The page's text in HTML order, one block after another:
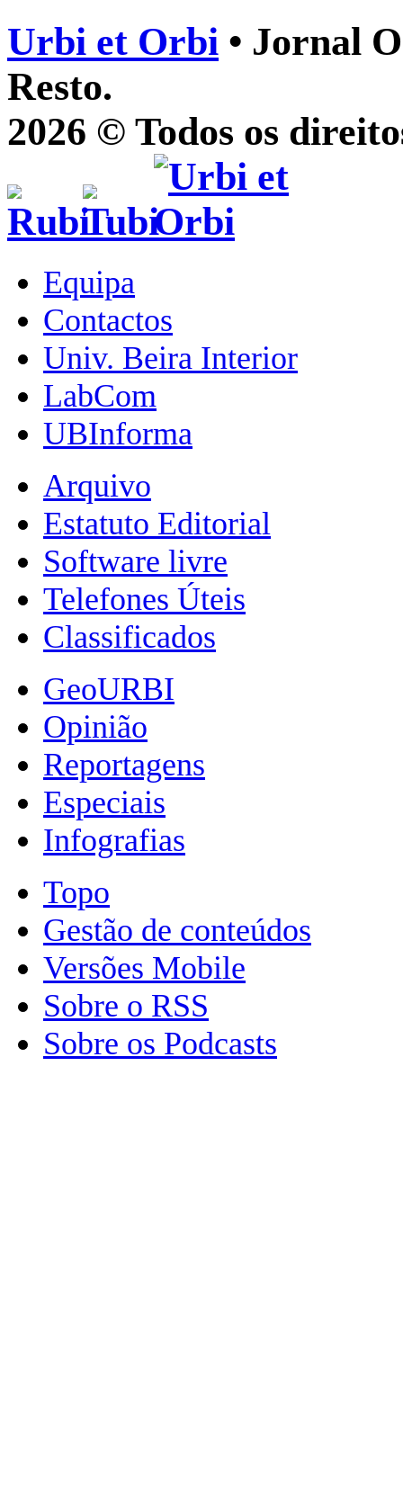
Urbi et Orbi • Jornal
Resto.
2026 © Todos os
Equipa
Contactos
Univ. Beira Interior
LabCom
UBInforma
Arquivo
Estatuto Editorial
Software livre
Telefones Úteis
Classificados
GeoURBI
Opinião
Reportagens
Especiais
Infografias
Topo
Gestão de conteúdos
Versões Mobile
Sobre o RSS
Sobre os Podcasts